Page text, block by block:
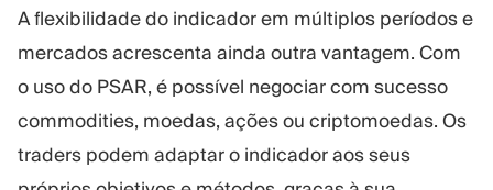
A flexibilidade do indicador em múltiplos períodos e
mercados acrescenta ainda outra vantagem. Com
o uso do PSAR, é possível negociar com sucesso
commodities, moedas, ações ou criptomoedas. Os
traders podem adaptar o indicador aos seus